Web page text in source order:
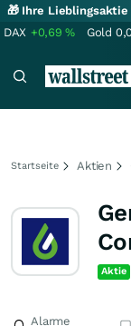
🎁 Ihre
DAX +0,69% Gold
Startseite Aktien
Aktie
Alarme